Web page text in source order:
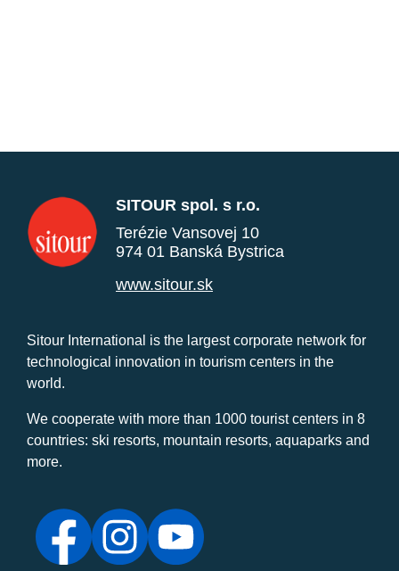
SITOUR spol. s r.o.
Terézie Vansovej 10
974 01 Banská Bystrica
www.sitour.sk
Sitour International is the largest corporate network for
technological innovation in tourism centers in the
world.
We cooperate with more than 1000 tourist centers in 8
countries: ski resorts, mountain resorts, aquaparks and
more.